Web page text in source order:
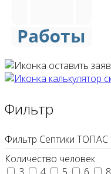
Фильтр
Фильтр Септики ТОПАС
Количество человек